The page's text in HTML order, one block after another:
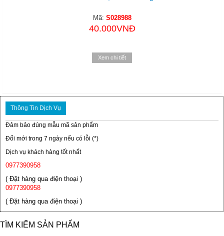
Mã: S028988
40.000VNĐ
Xem chi tiết
Thông Tin Dịch Vụ
Đảm bảo đúng mẫu mã sản phẩm
Đổi mới trong 7 ngày nếu có lỗi (*)
Dịch vụ khách hàng tốt nhất
0977390958
( Đặt hàng qua điện thoại )
0977390958
( Đặt hàng qua điện thoại )
TÌM KIẾM SẢN PHẨM